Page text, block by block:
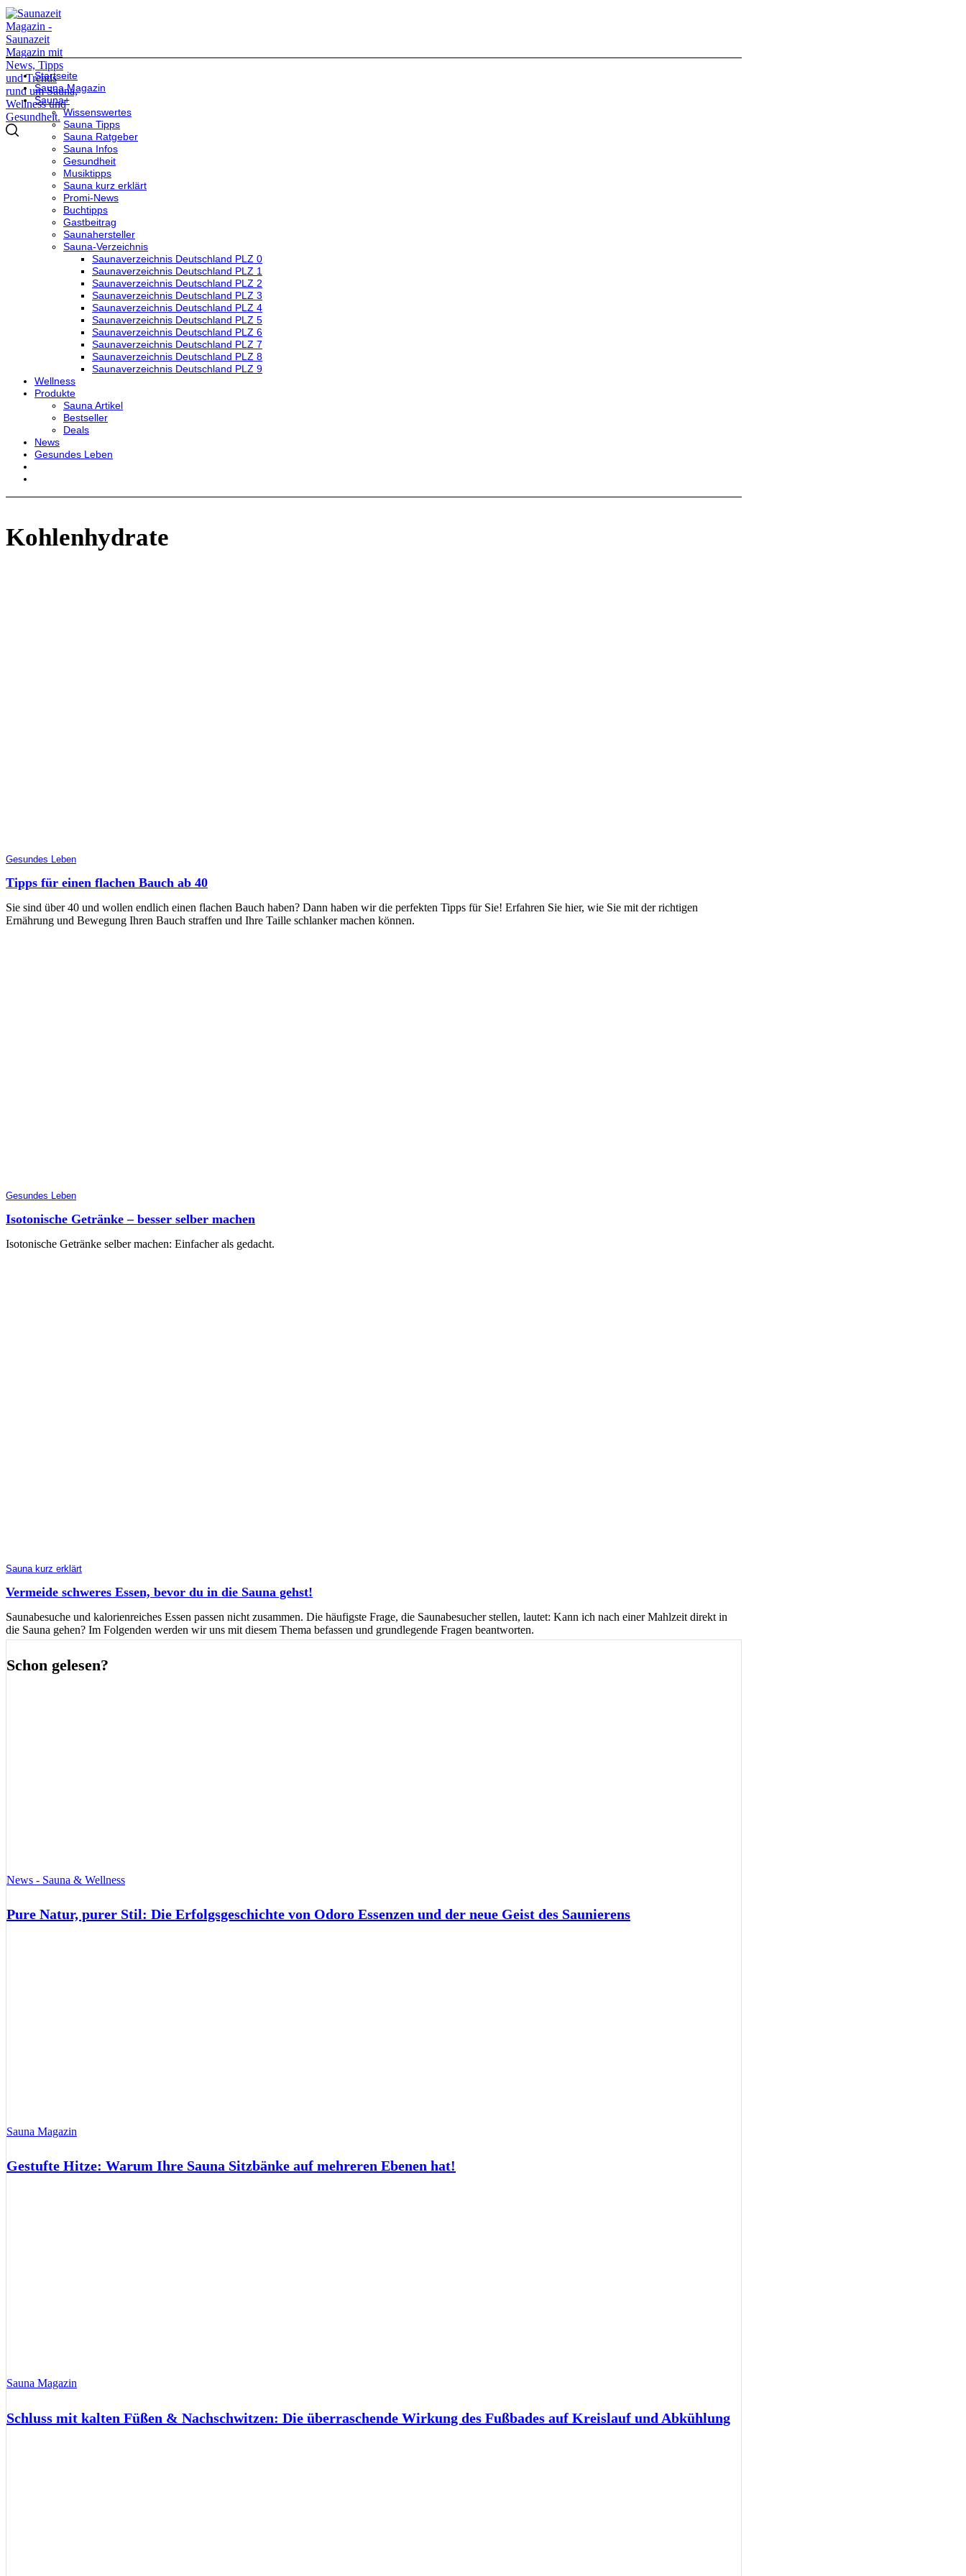
Startseite
Sauna Magazin
Sauna+
Wissenswertes
Sauna Tipps
Sauna Ratgeber
Sauna Infos
Gesundheit
Musiktipps
Sauna kurz erklärt
Promi-News
Buchtipps
Gastbeitrag
Saunahersteller
Sauna-Verzeichnis
Saunaverzeichnis Deutschland PLZ 0
Saunaverzeichnis Deutschland PLZ 1
Saunaverzeichnis Deutschland PLZ 2
Saunaverzeichnis Deutschland PLZ 3
Saunaverzeichnis Deutschland PLZ 4
Saunaverzeichnis Deutschland PLZ 5
Saunaverzeichnis Deutschland PLZ 6
Saunaverzeichnis Deutschland PLZ 7
Saunaverzeichnis Deutschland PLZ 8
Saunaverzeichnis Deutschland PLZ 9
Wellness
Produkte
Sauna Artikel
Bestseller
Deals
News
Gesundes Leben
Kohlenhydrate
Gesundes Leben
Tipps für einen flachen Bauch ab 40
Sie sind über 40 und wollen endlich einen flachen Bauch haben? Dann haben wir die perfekten Tipps für Sie! Erfahren Sie hier, wie Sie mit der richtigen
Ernährung und Bewegung Ihren Bauch straffen und Ihre Taille schlanker machen können.
Gesundes Leben
Isotonische Getränke – besser selber machen
Isotonische Getränke selber machen: Einfacher als gedacht.
Sauna kurz erklärt
Vermeide schweres Essen, bevor du in die Sauna gehst!
Saunabesuche und kalorienreiches Essen passen nicht zusammen. Die häufigste Frage, die Saunabesucher stellen, lautet: Kann ich nach einer Mahlzeit direkt in
die Sauna gehen? Im Folgenden werden wir uns mit diesem Thema befassen und grundlegende Fragen beantworten.
Schon gelesen?
News - Sauna & Wellness
Pure Natur, purer Stil: Die Erfolgsgeschichte von Odoro Essenzen und der neue Geist des Saunierens
Sauna Magazin
Gestufte Hitze: Warum Ihre Sauna Sitzbänke auf mehreren Ebenen hat!
Sauna Magazin
Schluss mit kalten Füßen & Nachschwitzen: Die überraschende Wirkung des Fußbades auf Kreislauf und Abkühlung